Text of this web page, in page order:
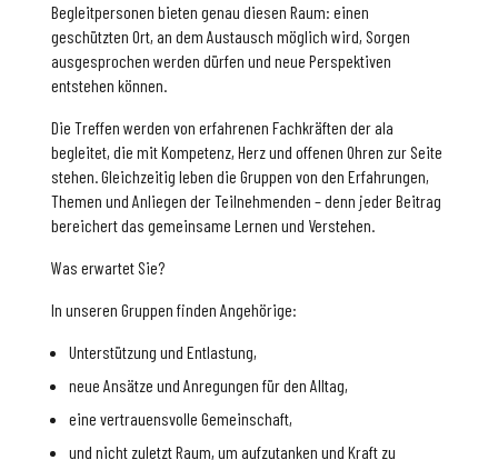
Begleitpersonen bieten genau diesen Raum: einen
geschützten Ort, an dem Austausch möglich wird, Sorgen
ausgesprochen werden dürfen und neue Perspektiven
entstehen können.
Die Treffen werden von erfahrenen Fachkräften der ala
begleitet, die mit Kompetenz, Herz und offenen Ohren zur Seite
stehen. Gleichzeitig leben die Gruppen von den Erfahrungen,
Themen und Anliegen der Teilnehmenden – denn jeder Beitrag
bereichert das gemeinsame Lernen und Verstehen.
Was erwartet Sie?
In unseren Gruppen finden Angehörige:
Unterstützung und Entlastung,
neue Ansätze und Anregungen für den Alltag,
eine vertrauensvolle Gemeinschaft,
und nicht zuletzt Raum, um aufzutanken und Kraft zu